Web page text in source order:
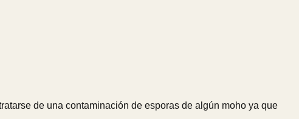
de una contaminación de esporas de algún moho ya que